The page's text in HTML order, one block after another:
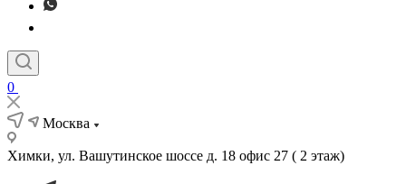
0
Москва
Химки, ул. Вашутинское шоссе д. 18 офис 27 ( 2 этаж)